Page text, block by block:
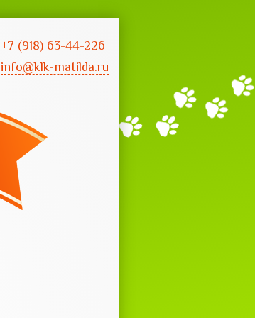
info@klk-matilda.ru
+7 (918) 63-44-226